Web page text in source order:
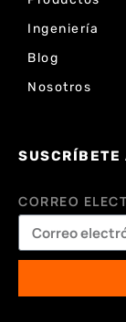
Ingeniería
Blog
Nosotros
SUSCRÍBETE
CORREO